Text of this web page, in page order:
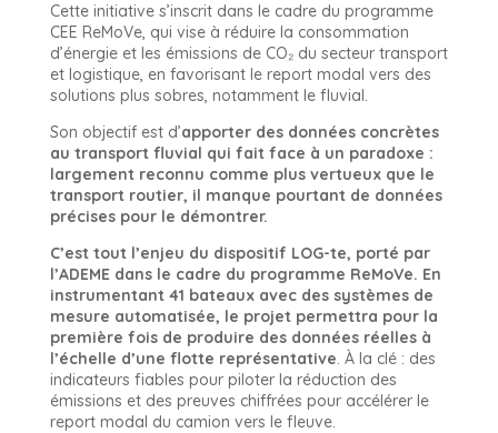
Cette initiative s’inscrit dans le cadre du programme
CEE ReMoVe, qui vise à réduire la consommation
d’énergie et les émissions de CO₂ du secteur transport
et logistique, en favorisant le report modal vers des
solutions plus sobres, notamment le fluvial.
Son objectif est d’apporter des données concrètes
au transport fluvial qui fait face à un paradoxe :
largement reconnu comme plus vertueux que le
transport routier, il manque pourtant de données
précises pour le démontrer.
C’est tout l’enjeu du dispositif LOG-te, porté par
l’ADEME dans le cadre du programme ReMoVe. En
instrumentant 41 bateaux avec des systèmes de
mesure automatisée, le projet permettra pour la
première fois de produire des données réelles à
l’échelle d’une flotte représentative. À la clé : des
indicateurs fiables pour piloter la réduction des
émissions et des preuves chiffrées pour accélérer le
report modal du camion vers le fleuve.